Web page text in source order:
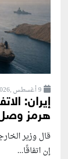
9 أغسطس ,2026
إيران:
هرمز
قال وزير
إن اتفاقًا...